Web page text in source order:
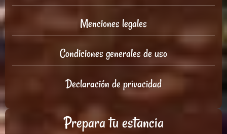
Menciones legales
Condiciones generales de uso
Declaración de privacidad
Prepara tu estancia